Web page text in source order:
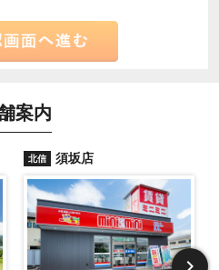
案内
北信 須坂店